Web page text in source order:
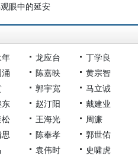
眼中的延安
龙应台
丁学良
陈嘉映
黄宗智
郭宇宽
马立诚
东 赵汀阳
戴建业
王海光
周濂
陈奉孝
郭世佑
袁伟时 史啸虎